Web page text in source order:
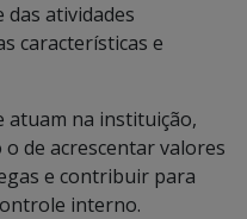
das atividades
características e
atuam na instituição,
de acrescentar valores
e contribuir para
interno.